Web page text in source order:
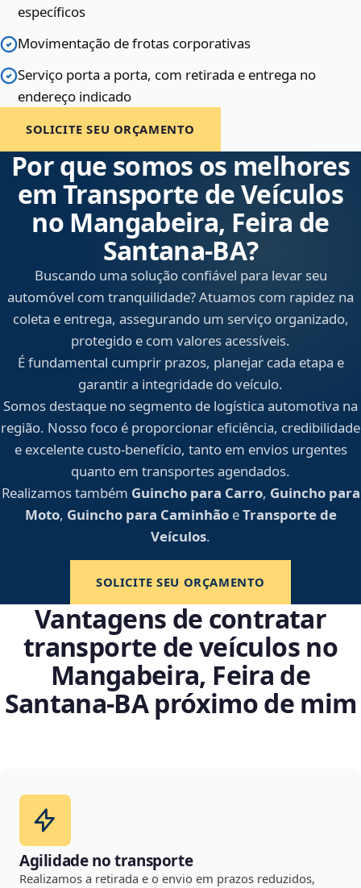
específicos
Movimentação de frotas corporativas
Serviço porta a porta, com retirada e entrega no
endereço indicado
SOLICITE SEU ORÇAMENTO
Por que somos os melhores
em Transporte de Veículos
no Mangabeira, Feira de
Santana‑BA?
Buscando uma solução confiável para levar seu
automóvel com tranquilidade? Atuamos com rapidez na
coleta e entrega, assegurando um serviço organizado,
protegido e com valores acessíveis.
É fundamental cumprir prazos, planejar cada etapa e
garantir a integridade do veículo.
Somos destaque no segmento de logística automotiva na
região. Nosso foco é proporcionar eficiência, credibilidade
e excelente custo-benefício, tanto em envios urgentes
quanto em transportes agendados.
Realizamos também Guincho para Carro, Guincho para
Moto, Guincho para CaminhãoeTransporte de
Veículos.
SOLICITE SEU ORÇAMENTO
Vantagens de contratar
transporte de veículos no
Mangabeira, Feira de
Santana‑BA próximo de mim
Agilidade no transporte
Realizamos a retirada e o envio em prazos reduzidos,